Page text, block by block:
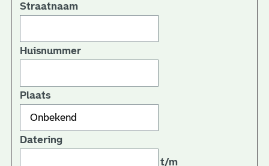
Straatnaam
Huisnummer
Plaats
Datering
t/m